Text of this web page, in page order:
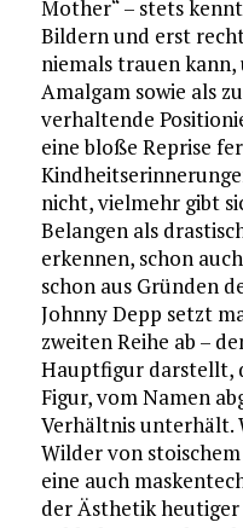
Mother“ – stets
Bildern und erst
niemals trauen kann,
Amalgam sowie als
verhaltende
eine bloße Reprise
nicht, vielmehr gibt
Belangen als
erkennen, schon
schon aus Gründen
Johnny Depp setzt
zweiten Reihe ab –
Hauptfigur darstellt,
Figur, vom Namen
Verhältnis unterhält.
Wilder von
eine auch
der Ästhetik